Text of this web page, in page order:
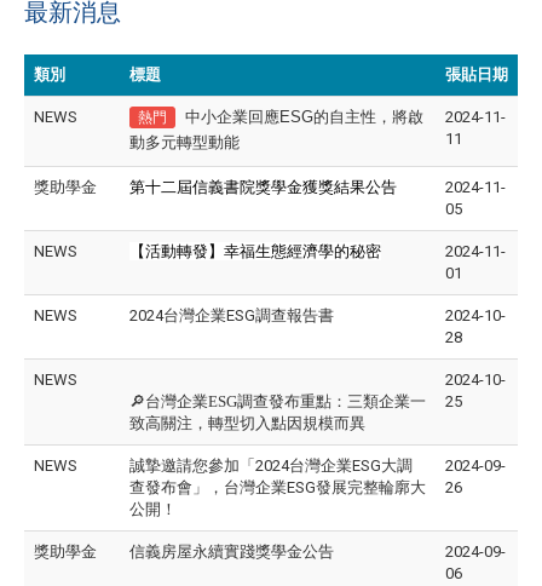
最新消息
類別 標題 張貼日期
NEWS 熱門
中小企業回應ESG的自主性，將啟
動多元轉型動能
2024-11-
11
獎助學金 第十二屆信義書院獎學金獲獎結果公告
2024-11-
05
NEWS 【活動轉發】幸福生態經濟學的秘密
2024-11-
01
NEWS 2024台灣企業ESG調查報告書
2024-10-
28
NEWS
🔎台灣企業ESG調查發布重點：三類企業一
致高關注，轉型切入點因規模而異
2024-10-
25
NEWS
誠摯邀請您參加「2024台灣企業ESG大調
查發布會」，台灣企業ESG發展完整輪廓大
公開！
2024-09-
26
獎助學金 信義房屋永續實踐獎學金公告
2024-09-
06